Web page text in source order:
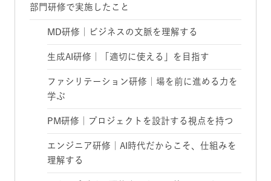
部門研修で実施したこと
MD研修｜ビジネスの文脈を理解する
生成AI研修｜「適切に使える」を目指す
ファシリテーション研修｜場を前に進める力を
学ぶ
PM研修｜プロジェクトを設計する視点を持つ
エンジニア研修｜AI時代だからこそ、仕組みを
理解する